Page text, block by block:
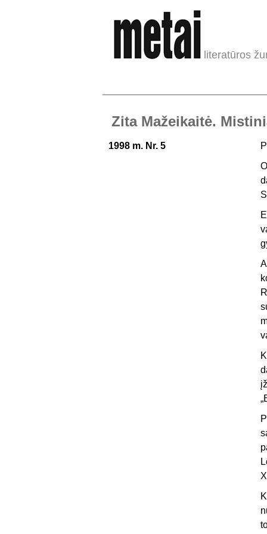
literatūros
Zita Mažeikaitė.
1998 m. Nr. 5
Ol